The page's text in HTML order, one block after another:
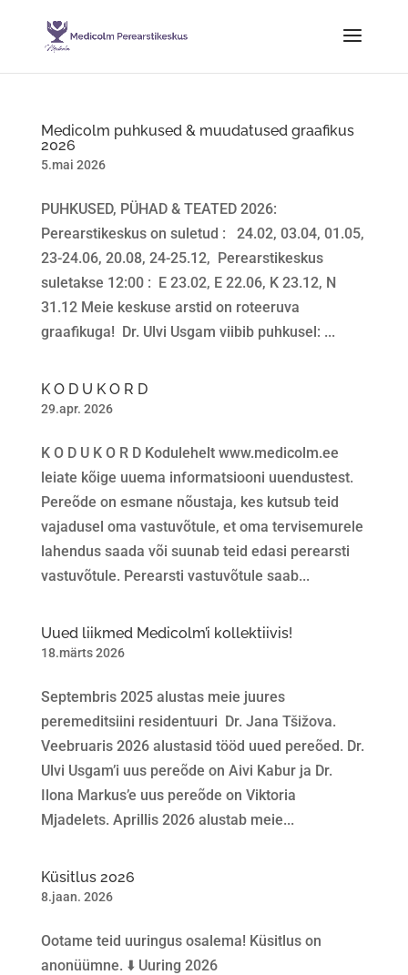
Medicolm puhkused & muudatused graafikus
2026
5.mai 2026
PUHKUSED, PÜHAD & TEATED 2026:
Perearstikeskus on suletud : 24.02, 03.04, 01.05,
23-24.06, 20.08, 24-25.12, Perearstikeskus
suletakse 12:00 : E 23.02, E 22.06, K 23.12, N
31.12 Meie keskuse arstid on roteeruva
graafikuga! Dr. Ulvi Usgam viibib puhkusel: ...
K O D U K O R D
29.apr. 2026
K O D U K O R D Kodulehelt www.medicolm.ee
leiate kõige uuema informatsiooni uuendustest.
Pereõde on esmane nõustaja, kes kutsub teid
vajadusel oma vastuvõtule, et oma tervisemurele
lahendus saada või suunab teid edasi perearsti
vastuvõtule. Perearsti vastuvõtule saab...
Uued liikmed Medicolm’i kollektiivis!
18.märts 2026
Septembris 2025 alustas meie juures
peremeditsiini residentuuri Dr. Jana Tšižova.
Veebruaris 2026 alustasid tööd uued pereõed. Dr.
Ulvi Usgam’i uus pereõde on Aivi Kabur ja Dr.
Ilona Markus’e uus pereõde on Viktoria
Mjadelets. Aprillis 2026 alustab meie...
Küsitlus 2026
8.jaan. 2026
Ootame teid uuringus osalema! Küsitlus on
anonüümne. ⬇️ Uuring 2026